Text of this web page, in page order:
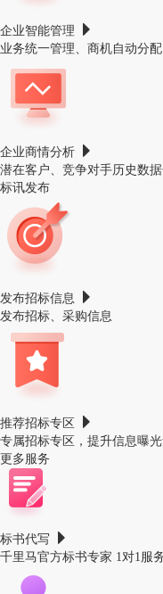
企业智能管理
业务统一管理、商机自动分配
企业商情分析
潜在客户、竞争对手历史数
标讯发布
发布招标信息
发布招标、采购信息
推荐招标专区
专属招标专区，提升信息曝
更多服务
标书代写
千里马官方标书专家 1对1服